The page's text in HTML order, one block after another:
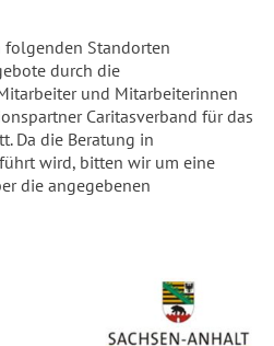
Standorten
durch die
und Mitarbeiterinnen
Caritasverband für das
Da die Beratung in
wird, bitten wir um eine
die angegebenen